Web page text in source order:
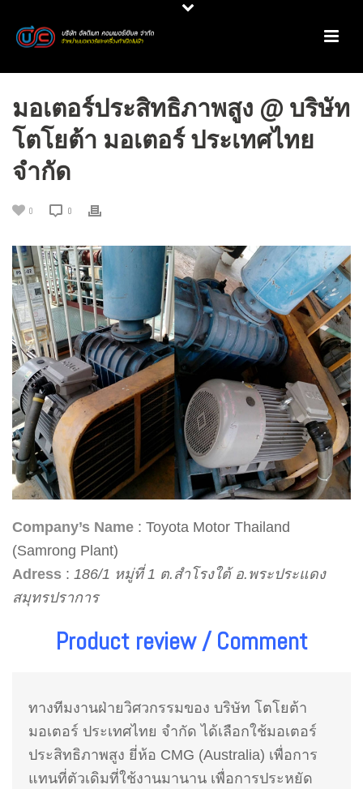
มอเตอร์ประสิทธิภาพสูง @ บริษัท
โตโยต้า มอเตอร์ ประเทศไทย
จำกัด
0 0
Company’s Name : Toyota Motor Thailand
(Samrong Plant)
Adress : 186/1 หมู่ที่ 1 ต.สำโรงใต้ อ.พระประแดง
สมุทรปราการ
Product review / Comment
ทางทีมงานฝ่ายวิศวกรรมของ บริษัท โตโยต้า
มอเตอร์ ประเทศไทย จำกัด ได้เลือกใช้มอเตอร์
ประสิทธิภาพสูง ยี่ห้อ CMG (Australia) เพื่อการ
แทนที่ตัวเดิมที่ใช้งานมานาน เพื่อการประหยัด